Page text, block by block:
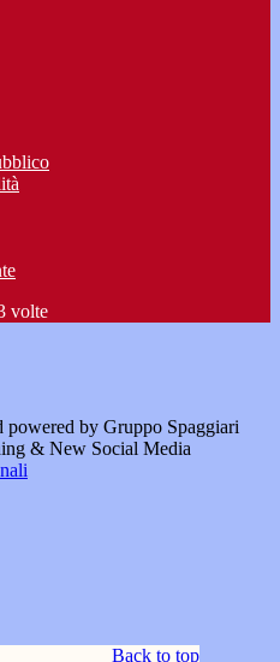
volte
powered by Gruppo Spaggiari
& New Social Media
Back to top